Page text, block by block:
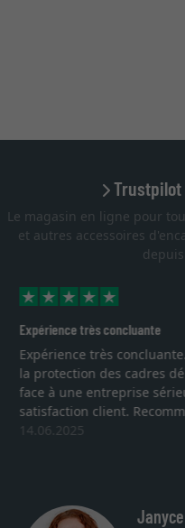
Trustpilot
Le magasin en ligne pour
et autres accessoires
la livraison et
nous sommes
de la
favo
Je